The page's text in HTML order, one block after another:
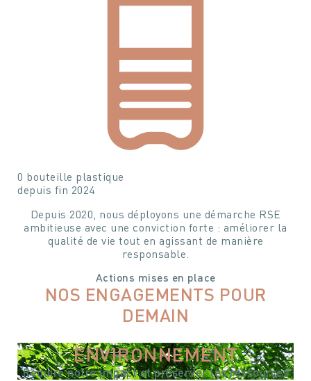
0 bouteille plastique
depuis fin 2024
Depuis 2020, nous déployons une démarche RSE
ambitieuse avec une conviction forte : améliorer la
qualité de vie tout en agissant de manière
responsable.
Actions mises en place
NOS ENGAGEMENTS POUR
DEMAIN
ENVIRONNEMENT
Réduire notre impact et préserver les ressources
Pour soumettre ce formulaire, vous devez
accepter notreDéclaration de confidentialité
Votre n° de téléphone
Votre message et vos disponibilités
Pour soumettre ce formulaire, vous devez
accepter notreDéclaration de confidentialité